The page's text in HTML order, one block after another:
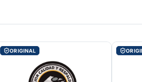
ORIGINAL